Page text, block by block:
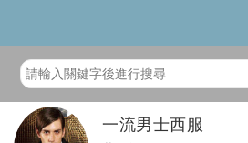
一流男士西服